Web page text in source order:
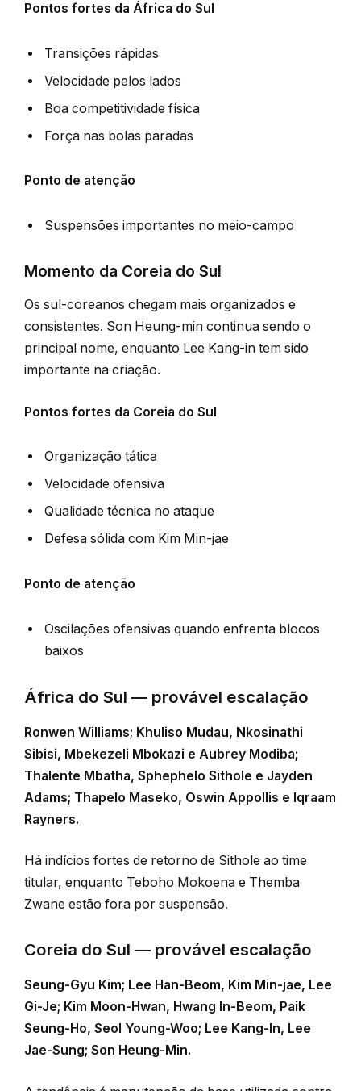
Pontos fortes da África do Sul
Transições rápidas
Velocidade pelos lados
Boa competitividade física
Força nas bolas paradas
Ponto de atenção
Suspensões importantes no meio-campo
Momento da Coreia do Sul
Os sul-coreanos chegam mais organizados e
consistentes. Son Heung-min continua sendo o
principal nome, enquanto Lee Kang-in tem sido
importante na criação.
Pontos fortes da Coreia do Sul
Organização tática
Velocidade ofensiva
Qualidade técnica no ataque
Defesa sólida com Kim Min-jae
Ponto de atenção
Oscilações ofensivas quando enfrenta blocos
baixos
África do Sul — provável escalação
Ronwen Williams; Khuliso Mudau, Nkosinathi
Sibisi, Mbekezeli Mbokazi e Aubrey Modiba;
Thalente Mbatha, Sphephelo Sithole e Jayden
Adams; Thapelo Maseko, Oswin Appollis e Iqraam
Rayners.
Há indícios fortes de retorno de Sithole ao time
titular, enquanto Teboho Mokoena e Themba
Zwane estão fora por suspensão.
Coreia do Sul — provável escalação
Seung-Gyu Kim; Lee Han-Beom, Kim Min-jae, Lee
Gi-Je; Kim Moon-Hwan, Hwang In-Beom, Paik
Seung-Ho, Seol Young-Woo; Lee Kang-In, Lee
Jae-Sung; Son Heung-Min.